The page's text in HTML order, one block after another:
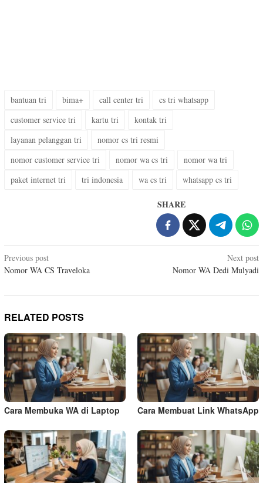
bantuan tri bima+ call center tri
cs tri whatsapp
customer service tri
kartu tri
kontak tri
layanan pelanggan tri
nomor cs tri resmi
nomor customer service tri
nomor wa cs tri
nomor wa tri
paket internet tri
tri indonesia wa cs tri whatsapp cs tri
SHARE
Post
navigation
Previous post
Nomor WA CS Traveloka
Next post
Nomor WA Dedi Mulyadi
RELATED POSTS
Cara Membuka WA di Laptop Cara Membuat Link WhatsApp